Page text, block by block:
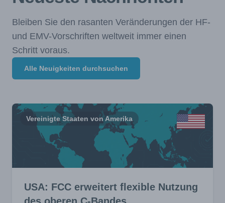
Bleiben Sie den rasanten Veränderungen der HF-
und EMV-Vorschriften weltweit immer einen
Schritt voraus.
Alle Neuigkeiten durchsuchen
Vereinigte Staaten von Amerika
USA: FCC erweitert flexible Nutzung